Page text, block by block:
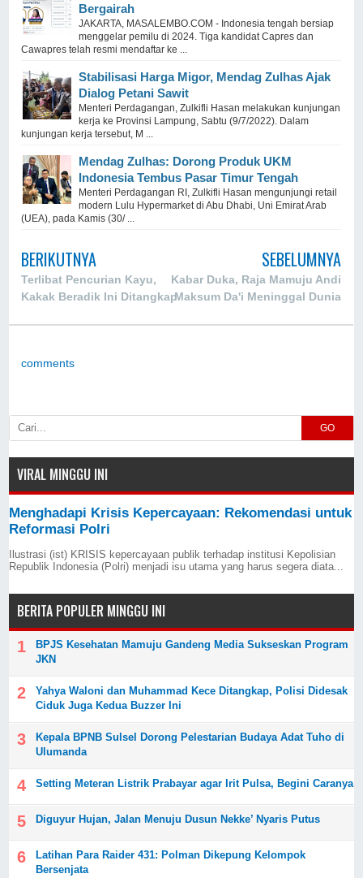
Bergairah
JAKARTA, MASALEMBO.COM - Indonesia tengah bersiap
menggelar pemilu di 2024. Tiga kandidat Capres dan
Cawapres telah resmi mendaftar ke ...
Stabilisasi Harga Migor, Mendag Zulhas Ajak
Dialog Petani Sawit
Menteri Perdagangan, Zulkifli Hasan melakukan kunjungan
kerja ke Provinsi Lampung, Sabtu (9/7/2022). Dalam
kunjungan kerja tersebut, M ...
Mendag Zulhas: Dorong Produk UKM
Indonesia Tembus Pasar Timur Tengah
Menteri Perdagangan RI, Zulkifli Hasan mengunjungi retail
modern Lulu Hypermarket di Abu Dhabi, Uni Emirat Arab
(UEA), pada Kamis (30/ ...
BERIKUTNYA
Terlibat Pencurian Kayu,
Kakak Beradik Ini Ditangkap
SEBELUMNYA
Kabar Duka, Raja Mamuju Andi
Maksum Da'i Meninggal Dunia
comments
GO
VIRAL MINGGU INI
Menghadapi Krisis Kepercayaan: Rekomendasi untuk
Reformasi Polri
Ilustrasi (ist) KRISIS kepercayaan publik terhadap institusi Kepolisian
Republik Indonesia (Polri) menjadi isu utama yang harus segera diata...
BERITA POPULER MINGGU INI
BPJS Kesehatan Mamuju Gandeng Media Sukseskan Program
JKN
Yahya Waloni dan Muhammad Kece Ditangkap, Polisi Didesak
Ciduk Juga Kedua Buzzer Ini
Kepala BPNB Sulsel Dorong Pelestarian Budaya Adat Tuho di
Ulumanda
Setting Meteran Listrik Prabayar agar Irit Pulsa, Begini Caranya
Diguyur Hujan, Jalan Menuju Dusun Nekke’ Nyaris Putus
Latihan Para Raider 431: Polman Dikepung Kelompok
Bersenjata